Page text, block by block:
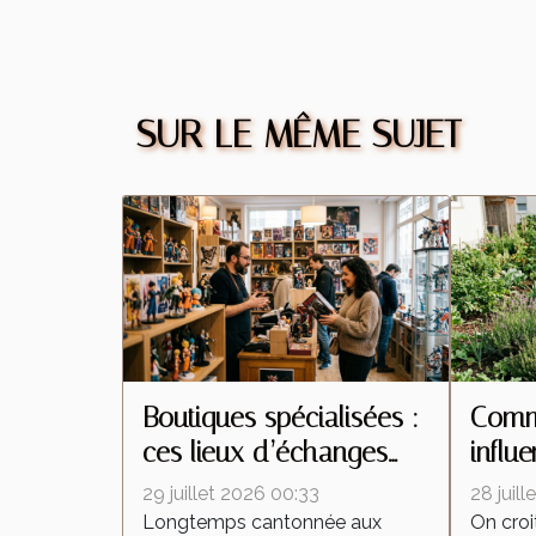
SUR LE MÊME SUJET
Boutiques spécialisées :
ces lieux d’échanges
qui transforment la
culture de la figurine
29 juillet 2026 00:33
Longtemps cantonnée aux
28
On